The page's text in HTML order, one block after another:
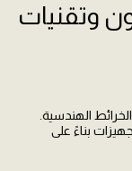
وتقنيات
الهندسية.
بناءً على